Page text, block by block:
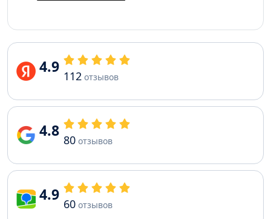
4.9 112 отзывов
4.8 80 отзывов
4.9 60 отзывов